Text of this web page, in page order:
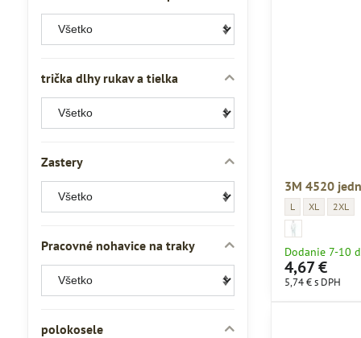
3M 4520
3M 4520
L 3M 4520
XL 3M
2XL
3M 4520
3M 4520
Dodanie 7-10
4,67 €
5,74 €s DPH
trička dlhy rukav a tielka
Zastery
Pracovné nohavice na traky
polokosele